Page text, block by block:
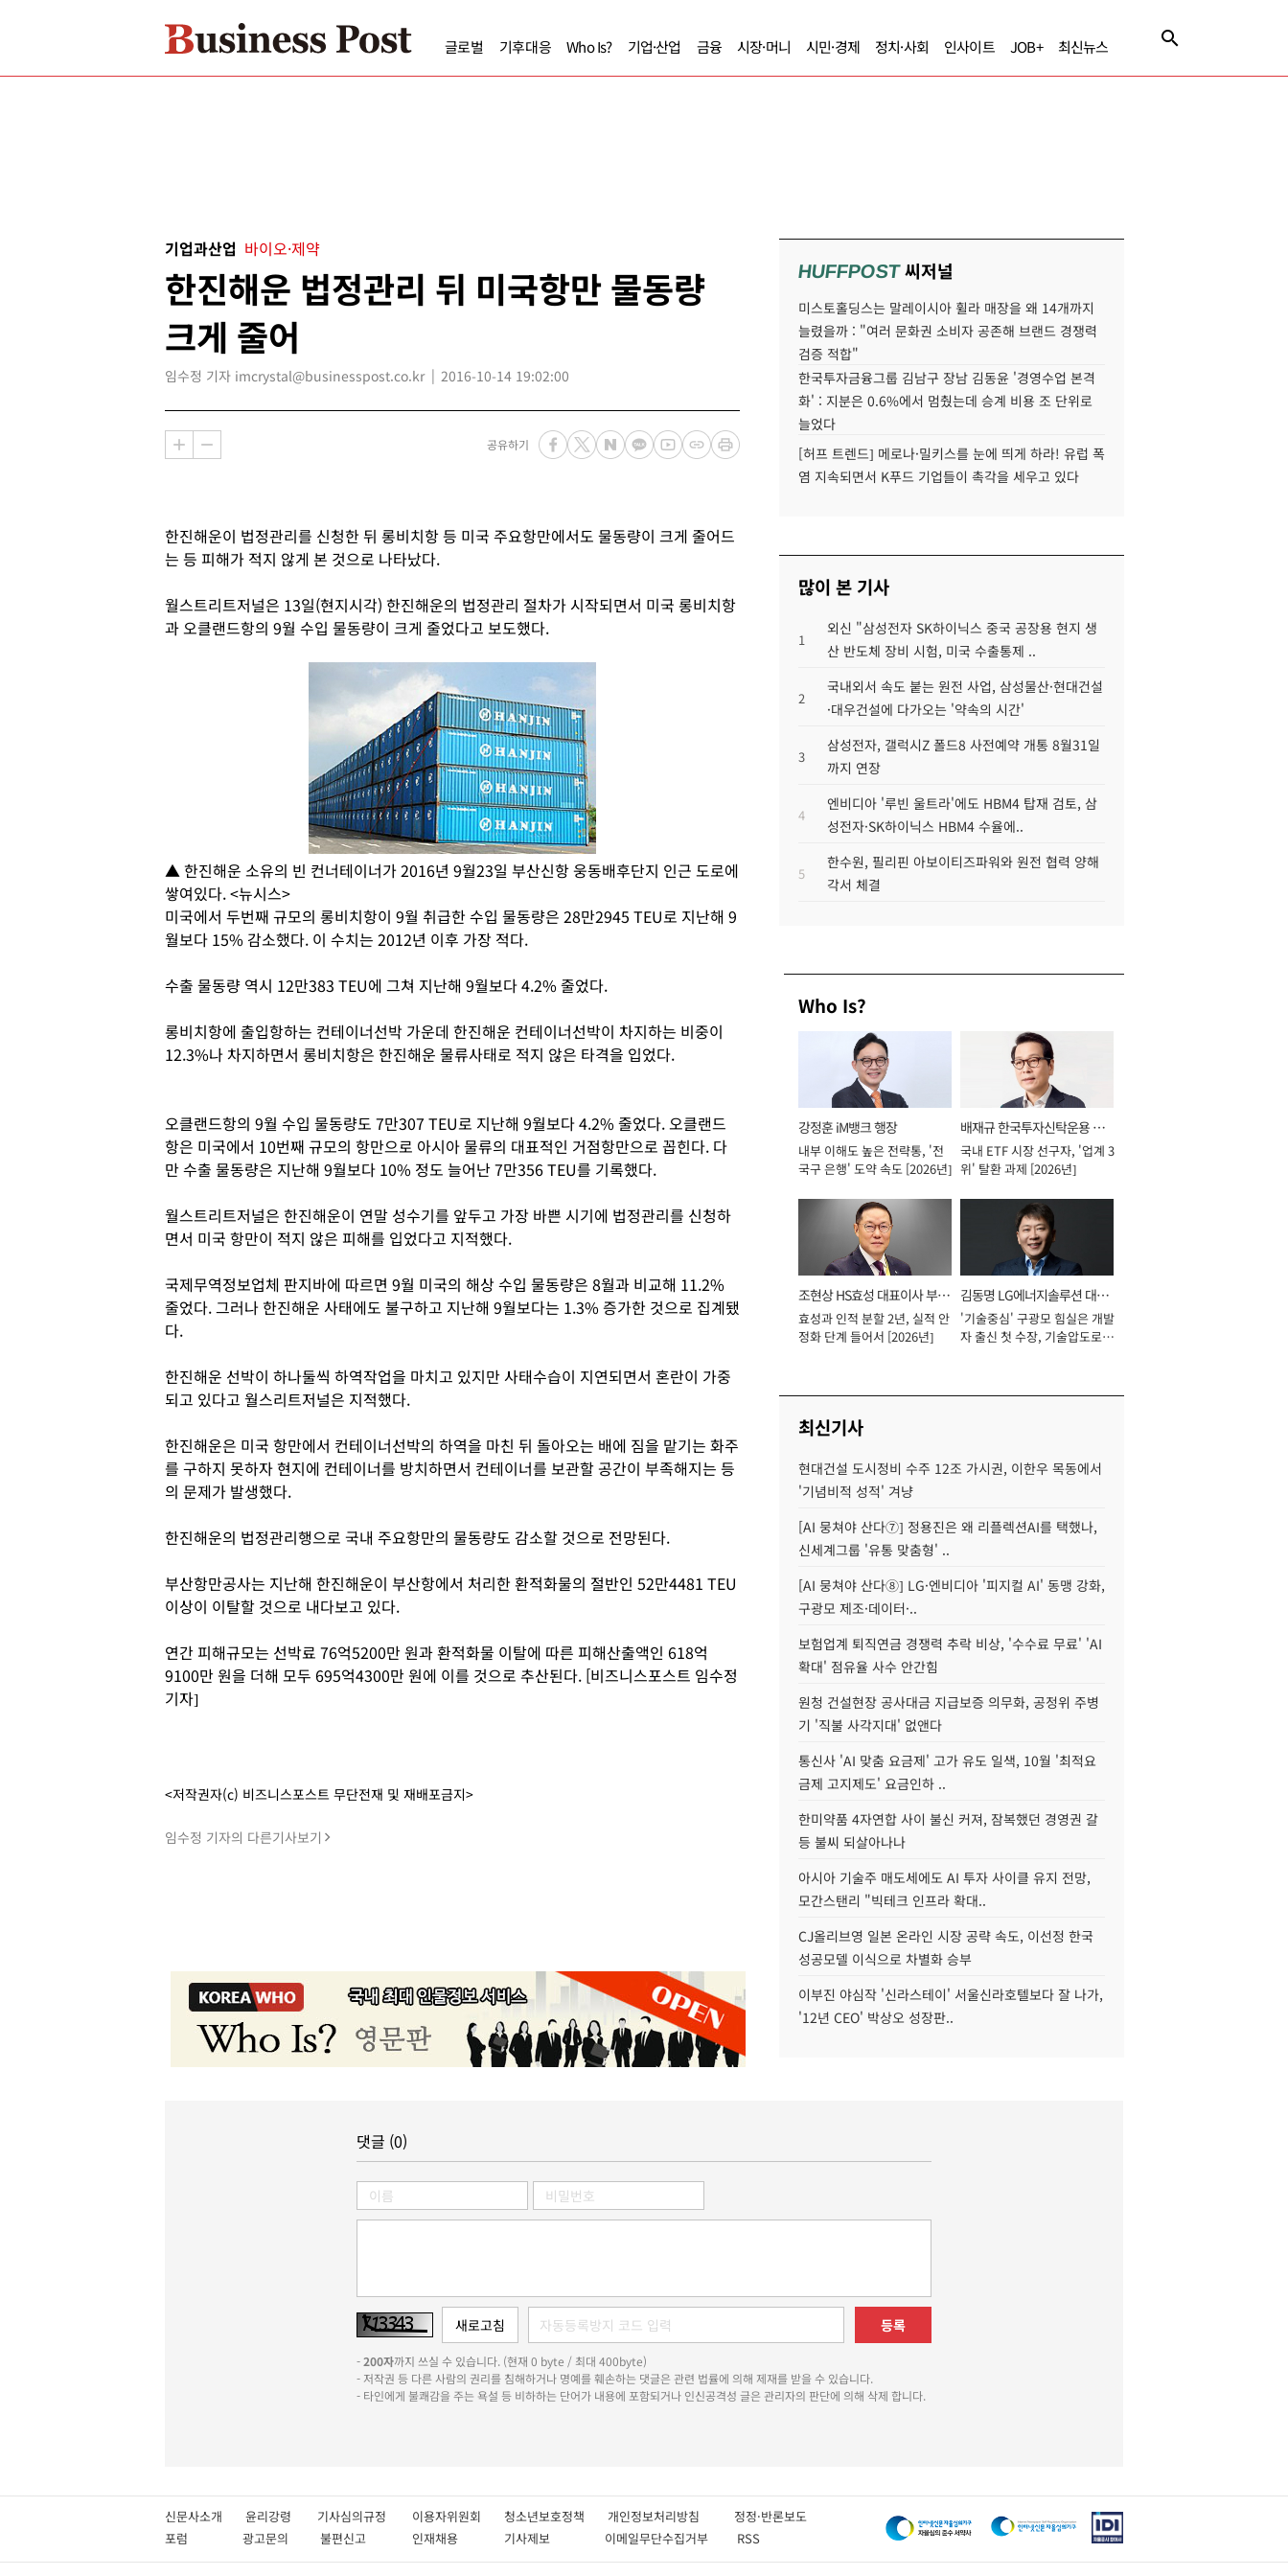
글로벌 기후대응 Who Is? 기업·산업 금융 시장·머니 시민·경제 정치·사회 인사이트 JOB+ 최신뉴스
기업과산업 바이오·제약
한진해운 법정관리 뒤 미국항만 물동량
크게 줄어
임수정 기자 imcrystal@businesspost.co.kr 2016-10-14 19:02:00
공유하기
한진해운이 법정관리를 신청한 뒤 롱비치항 등 미국 주요항만에서도 물동량이 크게 줄어드
는 등 피해가 적지 않게 본 것으로 나타났다.
월스트리트저널은 13일(현지시각) 한진해운의 법정관리 절차가 시작되면서 미국 롱비치항
과 오클랜드항의 9월 수입 물동량이 크게 줄었다고 보도했다.
▲ 한진해운 소유의 빈 컨너테이너가 2016년 9월23일 부산신항 웅동배후단지 인근 도로에
쌓여있다. <뉴시스>
미국에서 두번째 규모의 롱비치항이 9월 취급한 수입 물동량은 28만2945 TEU로 지난해 9
월보다 15% 감소했다. 이 수치는 2012년 이후 가장 적다.
수출 물동량 역시 12만383 TEU에 그쳐 지난해 9월보다 4.2% 줄었다.
롱비치항에 출입항하는 컨테이너선박 가운데 한진해운 컨테이너선박이 차지하는 비중이
12.3%나 차지하면서 롱비치항은 한진해운 물류사태로 적지 않은 타격을 입었다.
오클랜드항의 9월 수입 물동량도 7만307 TEU로 지난해 9월보다 4.2% 줄었다. 오클랜드
항은 미국에서 10번째 규모의 항만으로 아시아 물류의 대표적인 거점항만으로 꼽힌다. 다
만 수출 물동량은 지난해 9월보다 10% 정도 늘어난 7만356 TEU를 기록했다.
월스트리트저널은 한진해운이 연말 성수기를 앞두고 가장 바쁜 시기에 법정관리를 신청하
면서 미국 항만이 적지 않은 피해를 입었다고 지적했다.
국제무역정보업체 판지바에 따르면 9월 미국의 해상 수입 물동량은 8월과 비교해 11.2%
줄었다. 그러나 한진해운 사태에도 불구하고 지난해 9월보다는 1.3% 증가한 것으로 집계됐
다.
한진해운 선박이 하나둘씩 하역작업을 마치고 있지만 사태수습이 지연되면서 혼란이 가중
되고 있다고 월스리트저널은 지적했다.
한진해운은 미국 항만에서 컨테이너선박의 하역을 마친 뒤 돌아오는 배에 짐을 맡기는 화주
를 구하지 못하자 현지에 컨테이너를 방치하면서 컨테이너를 보관할 공간이 부족해지는 등
의 문제가 발생했다.
한진해운의 법정관리행으로 국내 주요항만의 물동량도 감소할 것으로 전망된다.
부산항만공사는 지난해 한진해운이 부산항에서 처리한 환적화물의 절반인 52만4481 TEU
이상이 이탈할 것으로 내다보고 있다.
연간 피해규모는 선박료 76억5200만 원과 환적화물 이탈에 따른 피해산출액인 618억
9100만 원을 더해 모두 695억4300만 원에 이를 것으로 추산된다. [비즈니스포스트 임수정
기자]
<저작권자(c) 비즈니스포스트 무단전재 및 재배포금지>
임수정 기자의 다른기사보기
HUFFPOST씨저널
미스토홀딩스는 말레이시아 휠라 매장을 왜 14개까지
늘렸을까 : "여러 문화권 소비자 공존해 브랜드 경쟁력
검증 적합"
한국투자금융그룹 김남구 장남 김동윤 '경영수업 본격
화' : 지분은 0.6%에서 멈췄는데 승계 비용 조 단위로
늘었다
[허프 트렌드] 메로나·밀키스를 눈에 띄게 하라! 유럽 폭
염 지속되면서 K푸드 기업들이 촉각을 세우고 있다
많이 본 기사
1
외신 "삼성전자 SK하이닉스 중국 공장용 현지 생
산 반도체 장비 시험, 미국 수출통제 ..
2
국내외서 속도 붙는 원전 사업, 삼성물산·현대건설
·대우건설에 다가오는 '약속의 시간'
3
삼성전자, 갤럭시Z 폴드8 사전예약 개통 8월31일
까지 연장
4
엔비디아 '루빈 울트라'에도 HBM4 탑재 검토, 삼
성전자·SK하이닉스 HBM4 수율에..
5
한수원, 필리핀 아보이티즈파워와 원전 협력 양해
각서 체결
Who Is?
강정훈 iM뱅크 행장
내부 이해도 높은 전략통, '전
국구 은행' 도약 속도 [2026년]
배재규 한국투자신탁운용 대
표이사 사장
국내 ETF 시장 선구자, '업계 3
위' 탈환 과제 [2026년]
조현상 HS효성 대표이사 부회
장
효성과 인적 분할 2년, 실적 안
정화 단계 들어서 [2026년]
김동명 LG에너지솔루션 대표
이사 사장
'기술중심' 구광모 힘실은 개발
자 출신 첫 수장, 기술압도로
최신기사
현대건설 도시정비 수주 12조 가시권, 이한우 목동에서
'기념비적 성적' 겨냥
[AI 뭉쳐야 산다⑦] 정용진은 왜 리플렉션AI를 택했나,
신세계그룹 '유통 맞춤형' ..
[AI 뭉쳐야 산다⑧] LG·엔비디아 '피지컬 AI' 동맹 강화,
구광모 제조·데이터·..
보험업계 퇴직연금 경쟁력 추락 비상, '수수료 무료' 'AI
확대' 점유율 사수 안간힘
원청 건설현장 공사대금 지급보증 의무화, 공정위 주병
기 '직불 사각지대' 없앤다
통신사 'AI 맞춤 요금제' 고가 유도 일색, 10월 '최적요
금제 고지제도' 요금인하 ..
한미약품 4자연합 사이 불신 커져, 잠복했던 경영권 갈
등 불씨 되살아나나
아시아 기술주 매도세에도 AI 투자 사이클 유지 전망,
모간스탠리 "빅테크 인프라 확대..
CJ올리브영 일본 온라인 시장 공략 속도, 이선정 한국
성공모델 이식으로 차별화 승부
이부진 야심작 '신라스테이' 서울신라호텔보다 잘 나가,
'12년 CEO' 박상오 성장판..
댓글 (0)
등록
-200자까지 쓰실 수 있습니다. (현재 0 byte / 최대 400byte)
- 저작권 등 다른 사람의 권리를 침해하거나 명예를 훼손하는 댓글은 관련 법률에 의해 제재를 받을 수 있습니다.
- 타인에게 불쾌감을 주는 욕설 등 비하하는 단어가 내용에 포함되거나 인신공격성 글은 관리자의 판단에 의해 삭제 합니다.
신문사소개 윤리강령 기사심의규정 이용자위원회 청소년보호정책 개인정보처리방침 정정·반론보도
포럼
광고문의 불편신고 인재채용 기사제보 이메일무단수집거부 RSS